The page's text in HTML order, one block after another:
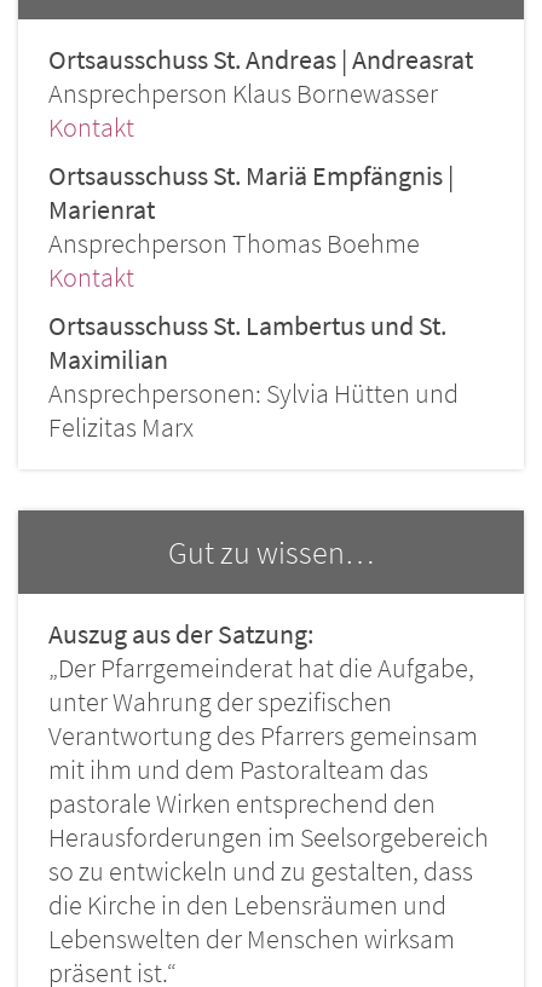
Ortsausschuss St. Andreas | Andreasrat
Ansprechperson Klaus Bornewasser
Kontakt
Ortsausschuss St. Mariä Empfängnis |
Marienrat
Ansprechperson Thomas Boehme
Kontakt
Ortsausschuss St. Lambertus und St.
Maximilian
Ansprechpersonen: Sylvia Hütten und
Felizitas Marx
Gut zu wissen…
Auszug aus der Satzung:
„Der Pfarrgemeinderat hat die Aufgabe,
unter Wahrung der spezifischen
Verantwortung des Pfarrers gemeinsam
mit ihm und dem Pastoralteam das
pastorale Wirken entsprechend den
Herausforderungen im Seelsorgebereich
so zu entwickeln und zu gestalten, dass
die Kirche in den Lebensräumen und
Lebenswelten der Menschen wirksam
präsent ist.“